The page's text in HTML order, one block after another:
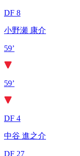
DF 8
小野瀬 康介
59’
59’
DF 4
中谷 進之介
DF 27